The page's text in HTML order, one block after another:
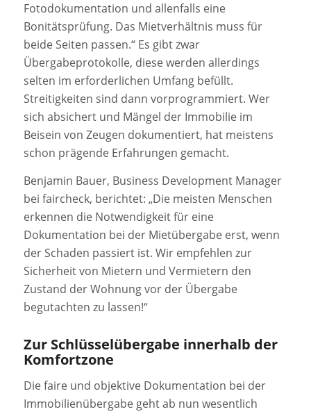
Fotodokumentation und allenfalls eine
Bonitätsprüfung. Das Mietverhältnis muss für
beide Seiten passen.“ Es gibt zwar
Übergabeprotokolle, diese werden allerdings
selten im erforderlichen Umfang befüllt.
Streitigkeiten sind dann vorprogrammiert. Wer
sich absichert und Mängel der Immobilie im
Beisein von Zeugen dokumentiert, hat meistens
schon prägende Erfahrungen gemacht.
Benjamin Bauer, Business Development Manager
bei faircheck, berichtet: „Die meisten Menschen
erkennen die Notwendigkeit für eine
Dokumentation bei der Mietübergabe erst, wenn
der Schaden passiert ist. Wir empfehlen zur
Sicherheit von Mietern und Vermietern den
Zustand der Wohnung vor der Übergabe
begutachten zu lassen!“
Zur Schlüsselübergabe innerhalb der
Komfortzone
Die faire und objektive Dokumentation bei der
Immobilienübergabe geht ab nun wesentlich